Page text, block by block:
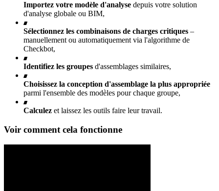
Importez votre modèle d'analyse depuis votre solution
d'analyse globale ou BIM,
Sélectionnez les combinaisons de charges critiques –
manuellement ou automatiquement via l'algorithme de
Checkbot,
Identifiez les groupes d'assemblages similaires,
Choisissez la conception d'assemblage la plus appropriée
parmi l'ensemble des modèles pour chaque groupe,
Calculez et laissez les outils faire leur travail.
Voir comment cela fonctionne